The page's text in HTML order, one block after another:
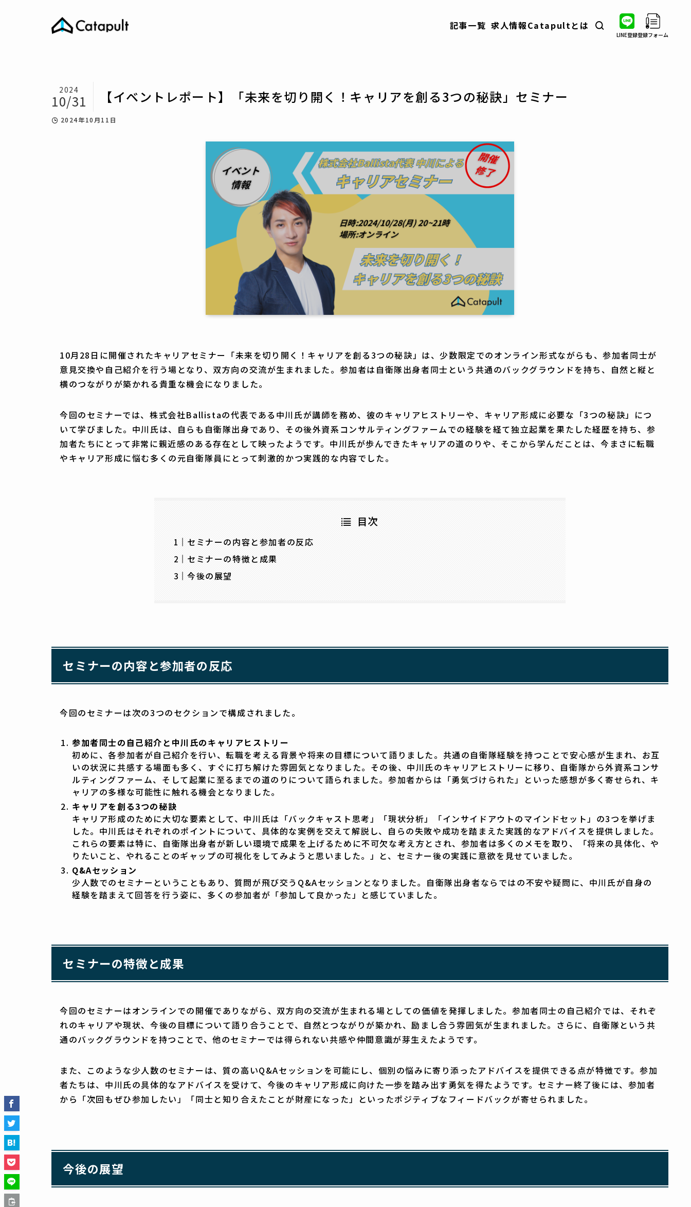
記事一覧
コラム
求人情報Catapultとは
LINE登録登録フォーム
【イベントレポート】「未来を切り開く！キャリアを創る3つの秘訣」セミナー
2024
10/31
2024年10月11日
10月28日に開催されたキャリアセミナー「未来を切り開く！キャリアを創る3つの秘訣」は、少数限定でのオンライン形式ながらも、参加者同士が
意見交換や自己紹介を行う場となり、双方向の交流が生まれました。参加者は自衛隊出身者同士という共通のバックグラウンドを持ち、自然と縦と
横のつながりが築かれる貴重な機会になりました。
今回のセミナーでは、株式会社Ballistaの代表である中川氏が講師を務め、彼のキャリアヒストリーや、キャリア形成に必要な「3つの秘訣」につ
いて学びました。中川氏は、自らも自衛隊出身であり、その後外資系コンサルティングファームでの経験を経て独立起業を果たした経歴を持ち、参
加者たちにとって非常に親近感のある存在として映ったようです。中川氏が歩んできたキャリアの道のりや、そこから学んだことは、今まさに転職
やキャリア形成に悩む多くの元自衛隊員にとって刺激的かつ実践的な内容でした。
目次
セミナーの内容と参加者の反応
セミナーの特徴と成果
今後の展望
セミナーの内容と参加者の反応
今回のセミナーは次の3つのセクションで構成されました。
参加者同士の自己紹介と中川氏のキャリアヒストリー
初めに、各参加者が自己紹介を行い、転職を考える背景や将来の目標について語りました。共通の自衛隊経験を持つことで安心感が生まれ、お互
いの状況に共感する場面も多く、すぐに打ち解けた雰囲気となりました。その後、中川氏のキャリアヒストリーに移り、自衛隊から外資系コンサ
ルティングファーム、そして起業に至るまでの道のりについて語られました。参加者からは「勇気づけられた」といった感想が多く寄せられ、キ
ャリアの多様な可能性に触れる機会となりました。
キャリアを創る3つの秘訣
キャリア形成のために大切な要素として、中川氏は「バックキャスト思考」「現状分析」「インサイドアウトのマインドセット」の3つを挙げま
した。中川氏はそれぞれのポイントについて、具体的な実例を交えて解説し、自らの失敗や成功を踏まえた実践的なアドバイスを提供しました。
これらの要素は特に、自衛隊出身者が新しい環境で成果を上げるために不可欠な考え方とされ、参加者は多くのメモを取り、「将来の具体化、や
りたいこと、やれることのギャップの可視化をしてみようと思いました。」と、セミナー後の実践に意欲を見せていました。
Q&Aセッション
少人数でのセミナーということもあり、質問が飛び交うQ&Aセッションとなりました。自衛隊出身者ならではの不安や疑問に、中川氏が自身の
経験を踏まえて回答を行う姿に、多くの参加者が「参加して良かった」と感じていました。
セミナーの特徴と成果
今回のセミナーはオンラインでの開催でありながら、双方向の交流が生まれる場としての価値を発揮しました。参加者同士の自己紹介では、それぞ
れのキャリアや現状、今後の目標について語り合うことで、自然とつながりが築かれ、励まし合う雰囲気が生まれました。さらに、自衛隊という共
通のバックグラウンドを持つことで、他のセミナーでは得られない共感や仲間意識が芽生えたようです。
また、このような少人数のセミナーは、質の高いQ&Aセッションを可能にし、個別の悩みに寄り添ったアドバイスを提供できる点が特徴です。参加
者たちは、中川氏の具体的なアドバイスを受けて、今後のキャリア形成に向けた一歩を踏み出す勇気を得たようです。セミナー終了後には、参加者
から「次回もぜひ参加したい」「同士と知り合えたことが財産になった」といったポジティブなフィードバックが寄せられました。
今後の展望